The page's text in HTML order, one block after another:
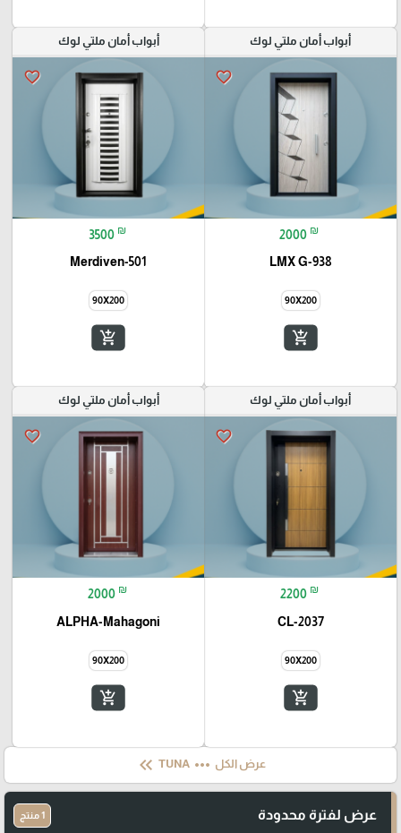
أبواب أمان ملتي لوك
favorite_border
2000 ₪
LMX G-938
90X200
add_shopping_cart
أبواب أمان ملتي لوك
favorite_border
3500 ₪
Merdiven-501
90X200
add_shopping_cart
أبواب أمان ملتي لوك
favorite_border
2200 ₪
CL-2037
90X200
add_shopping_cart
أبواب أمان ملتي لوك
favorite_border
2000 ₪
ALPHA-Mahagoni
90X200
add_shopping_cart
عرض الكل more_horiz
keyboard_double_arrow_left
عرض لفترة محدودة 1 منتج